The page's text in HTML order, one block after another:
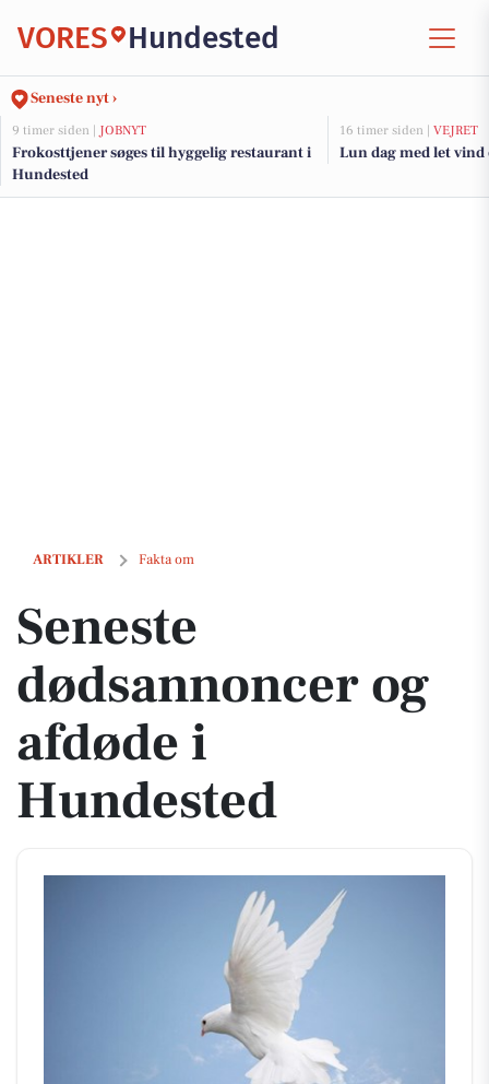
VORES Hundested
Seneste nyt ›
9 timer siden | JOBNYT
Frokosttjener søges til hyggelig restaurant i
Hundested
16 timer siden | VEJRET
Lun dag med let
ARTIKLER Fakta om
Seneste dødsannoncer og afdøde i Hundested
Seneste
dødsannoncer og
afdøde i
Hundested